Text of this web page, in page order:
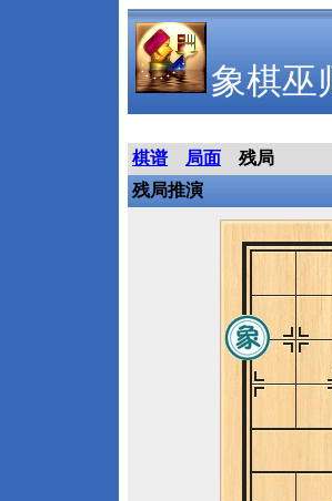
象棋巫
棋谱 局面
残局
残局推演